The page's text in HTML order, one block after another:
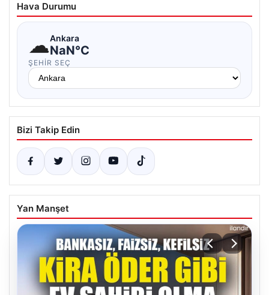
Hava Durumu
☁Ankara
NaN°C
ŞEHIR SEÇ
Bizi Takip Edin
Yan Manşet